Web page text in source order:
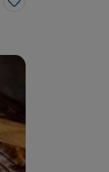
Like